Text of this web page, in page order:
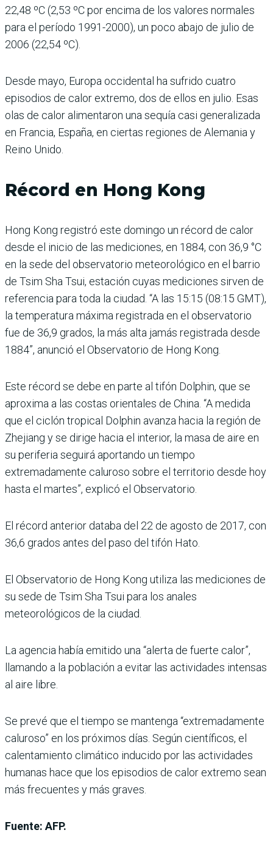
22,48 ºC (2,53 ºC por encima de los valores normales
para el período 1991-2000), un poco abajo de julio de
2006 (22,54 ºC).
Desde mayo, Europa occidental ha sufrido cuatro
episodios de calor extremo, dos de ellos en julio. Esas
olas de calor alimentaron una sequía casi generalizada
en Francia, España, en ciertas regiones de Alemania y
Reino Unido.
Récord en Hong Kong
Hong Kong registró este domingo un récord de calor
desde el inicio de las mediciones, en 1884, con 36,9 °C
en la sede del observatorio meteorológico en el barrio
de Tsim Sha Tsui, estación cuyas mediciones sirven de
referencia para toda la ciudad. “A las 15:15 (08:15 GMT),
la temperatura máxima registrada en el observatorio
fue de 36,9 grados, la más alta jamás registrada desde
1884”, anunció el Observatorio de Hong Kong.
Este récord se debe en parte al tifón Dolphin, que se
aproxima a las costas orientales de China. “A medida
que el ciclón tropical Dolphin avanza hacia la región de
Zhejiang y se dirige hacia el interior, la masa de aire en
su periferia seguirá aportando un tiempo
extremadamente caluroso sobre el territorio desde hoy
hasta el martes”, explicó el Observatorio.
El récord anterior databa del 22 de agosto de 2017, con
36,6 grados antes del paso del tifón Hato.
El Observatorio de Hong Kong utiliza las mediciones de
su sede de Tsim Sha Tsui para los anales
meteorológicos de la ciudad.
La agencia había emitido una “alerta de fuerte calor”,
llamando a la población a evitar las actividades intensas
al aire libre.
Se prevé que el tiempo se mantenga “extremadamente
caluroso” en los próximos días. Según científicos, el
calentamiento climático inducido por las actividades
humanas hace que los episodios de calor extremo sean
más frecuentes y más graves.
Fuente: AFP.